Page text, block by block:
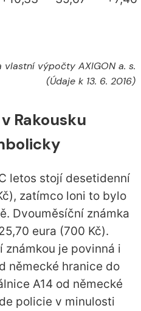
výpočty AXIGON a. s.
(Údaje k 13. 6. 2016)
Rakousku
letos stojí desetidenní
zatímco loni to bylo
Dvouměsíční známka
eura (700 Kč).
známkou je povinná i
německé hranice do
A14 od německé
policie v minulosti